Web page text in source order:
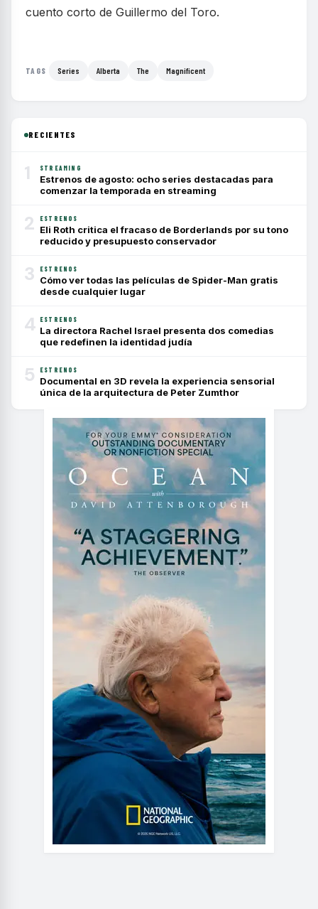
cuento corto de Guillermo del Toro.
TAGS Series Alberta The Magnificent
RECIENTES
1 STREAMING
Estrenos de agosto: ocho series destacadas para
comenzar la temporada en streaming
2 ESTRENOS
Eli Roth critica el fracaso de Borderlands por su tono
reducido y presupuesto conservador
3 ESTRENOS
Cómo ver todas las películas de Spider-Man gratis
desde cualquier lugar
4 ESTRENOS
La directora Rachel Israel presenta dos comedias
que redefinen la identidad judía
5 ESTRENOS
Documental en 3D revela la experiencia sensorial
única de la arquitectura de Peter Zumthor